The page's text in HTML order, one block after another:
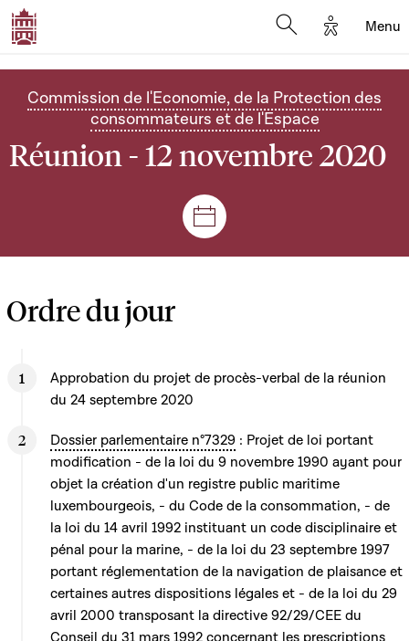
Options
Menu
Commission de l'Economie, de la Protection des
consommateurs et de l'Espace
Réunion - 12 novembre 2020
Séances et réunions
Ordre du jour
Approbation du projet de procès-verbal de la réunion
du 24 septembre 2020
Dossier parlementaire n°7329 : Projet de loi portant
modification - de la loi du 9 novembre 1990 ayant pour
objet la création d'un registre public maritime
luxembourgeois, - du Code de la consommation, - de
la loi du 14 avril 1992 instituant un code disciplinaire et
pénal pour la marine, - de la loi du 23 septembre 1997
portant réglementation de la navigation de plaisance et
certaines autres dispositions légales et - de la loi du 29
avril 2000 transposant la directive 92/29/CEE du
Conseil du 31 mars 1992 concernant les prescriptions